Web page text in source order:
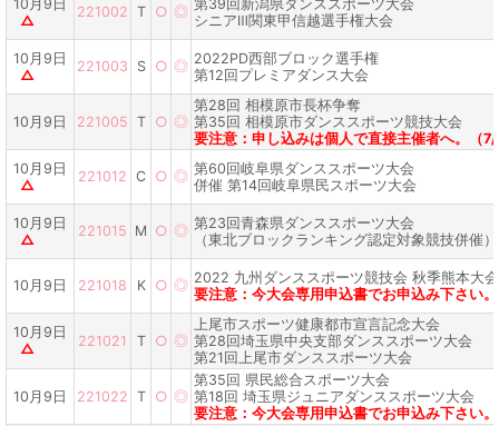
10月9日
△
221002 T ○ ◎ 第39回新潟県ダンススポーツ大会
シニアⅢ関東甲信越選手権大会
10月9日
△
221003 S ○ ◎ 2022PD西部ブロック選手権
第12回プレミアダンス大会
10月9日 221005 T ○ ◎
第28回 相模原市長杯争奪
第35回 相模原市ダンススポーツ競技大会
要注意：申し込みは個人で直接主催者へ。（7/
10月9日
△
221012 C ○ ◎ 第60回岐阜県ダンススポーツ大会
併催 第14回岐阜県民スポーツ大会
10月9日
△
221015 M ○ ◎ 第23回青森県ダンススポーツ大会
（東北ブロックランキング認定対象競技併催）
10月9日 221018 K ○ ◎ 2022 九州ダンススポーツ競技会 秋季熊本大会
要注意：今大会専用申込書でお申込み下さい
10月9日
△
221021 T ○ ◎
上尾市スポーツ健康都市宣言記念大会
第28回埼玉県中央支部ダンススポーツ大会
第21回上尾市ダンススポーツ大会
10月9日 221022 T ○ ◎
第35回 県民総合スポーツ大会
第18回 埼玉県ジュニアダンススポーツ大会
要注意：今大会専用申込書でお申込み下さい